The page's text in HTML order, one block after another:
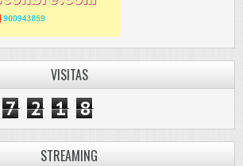
VISITAS
7 2 1 8
STREAMING